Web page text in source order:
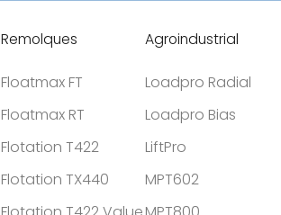
Remolques
Floatmax FT
Floatmax RT
Flotation T422
Flotation TX440
Agroindustrial
Loadpro Radial
Loadpro Bias
LiftPro
MPT602